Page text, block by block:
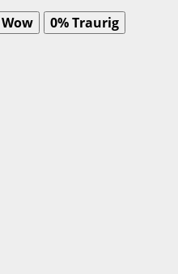
Wow 0%Traurig